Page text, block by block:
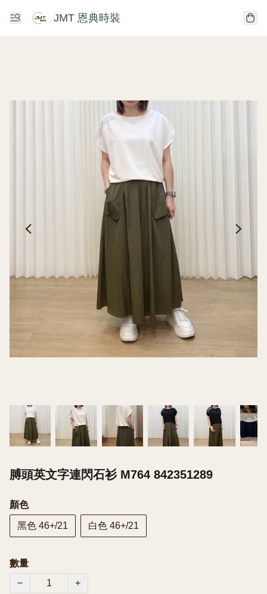
JMT 恩典時裝
膊頭英文字連閃石衫 M764 842351289
顏色
黑色 46+/21 白色 46+/21
數量
−
+